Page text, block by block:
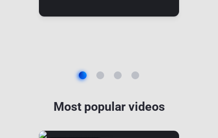
Most popular videos